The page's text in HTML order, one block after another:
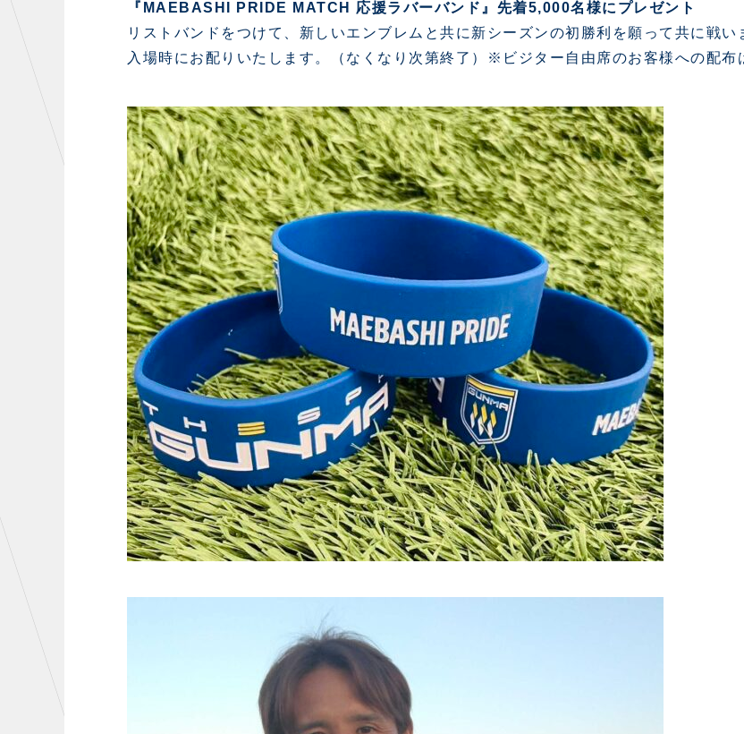
『MAEBASHI PRIDE MATCH 応援ラバーバンド』先着5,000名様にプレゼント
リストバンドをつけて、新しいエンブレムと共に新シーズンの初勝利を願って共に戦い
入場時にお配りいたします。（なくなり次第終了）※ビジター自由席のお客様への配布